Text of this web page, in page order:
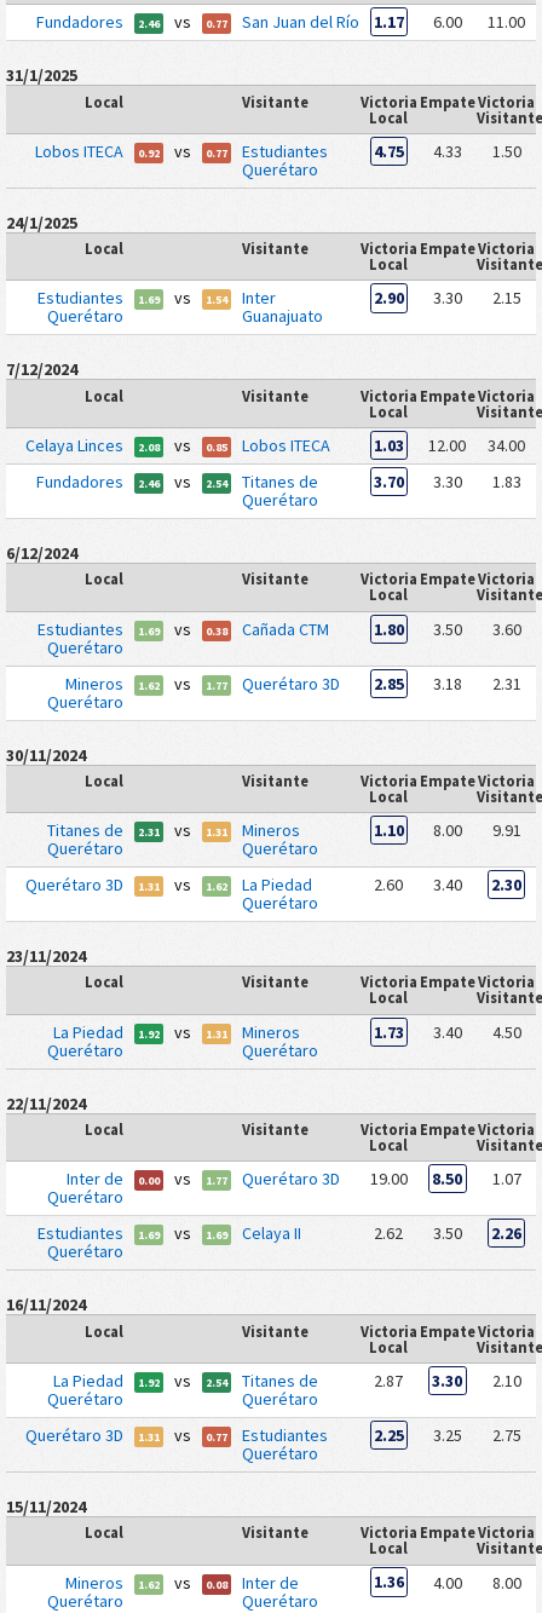
Fundadores 2.46 vs 0.77 San Juan del Río 1.17 6.00 11.00
31/1/2025
Local Visitante
Victoria
Local
EmpateVictoria
Lobos ITECA 0.92 vs 0.77
Estudiantes
Querétaro
4.75 4.33 1.50
24/1/2025
Local Visitante
Victoria
Local
EmpateVictoria
Estudiantes
Querétaro
1.69 vs 1.54
Inter
Guanajuato
2.90 3.30 2.15
7/12/2024
Local Visitante
Victoria
Local
EmpateVictoria
Celaya Linces 2.08 vs 0.85 Lobos ITECA 1.03 12.00
34.00
Fundadores
2.46 vs 2.54
Titanes de
Querétaro
3.70 3.30 1.83
6/12/2024
Local Visitante
Victoria
Local
EmpateVictoria
Estudiantes
Querétaro
1.69 vs 0.38 Cañada CTM 1.80 3.50 3.60
Mineros
Querétaro
1.62 vs 1.77 Querétaro 3D 2.85 3.18 2.31
30/11/2024
Local Visitante
Victoria
Local
EmpateVictoria
Titanes de
Querétaro
2.31 vs 1.31
Mineros
Querétaro
1.10 8.00 9.91
Querétaro 3D 1.31 vs 1.62
La Piedad
Querétaro
2.60 3.40 2.30
23/11/2024
Local Visitante
Victoria
Local
EmpateVictoria
La Piedad
Querétaro
1.92 vs 1.31
Mineros
Querétaro
1.73 3.40 4.50
22/11/2024
Local Visitante
Victoria
Local
EmpateVictoria
Inter de
Querétaro
0.00 vs 1.77 Querétaro 3D 19.00 8.50 1.07
Estudiantes
Querétaro
1.69 vs 1.69 Celaya II 2.62 3.50 2.26
16/11/2024
Local Visitante
Victoria
Local
EmpateVictoria
La Piedad
Querétaro
1.92 vs 2.54
Titanes de
Querétaro
2.87 3.30 2.10
Querétaro 3D 1.31 vs 0.77
Estudiantes
Querétaro
2.25 3.25 2.75
15/11/2024
Local Visitante
Victoria
Local
EmpateVictoria
Mineros
Querétaro
1.62 vs 0.08
Inter de
Querétaro
1.36 4.00 8.00